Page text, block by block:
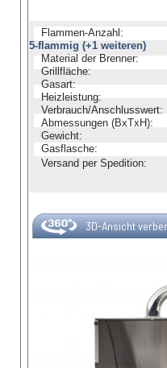
Flammen-Anzahl:
5-flammig (+1 weiteren)
Material der Brenner:
Grillfläche:
Gasart:
Heizleistung:
Verbrauch/Anschlusswert:
Abmessungen (BxTxH):
Gewicht:
Gasflasche:
Versand per Spedition:
3D-Ansicht